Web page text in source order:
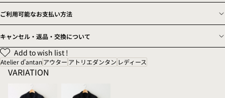
ご利用可能なお支払い方法
キャンセル・返品・交換について
Add to wish list !
Atelier d'antanアウター アトリエダンタン レディース
VARIATION